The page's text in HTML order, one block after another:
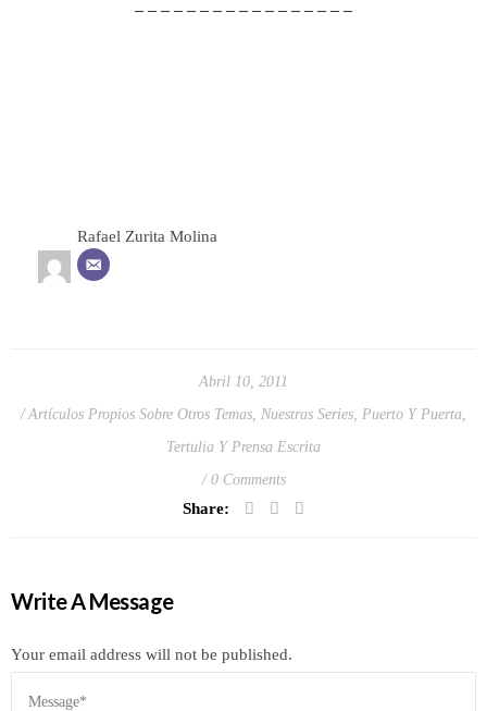
– – – – – – – – – – – – – – – – –
Rafael Zurita Molina
Abril 10, 2011
Artículos Propios Sobre Otros Temas Nuestras Series Puerto Y Puerta
Tertulia Y Prensa Escrita
0 Comments
Share:
Write A Message
Your email address will not be published.